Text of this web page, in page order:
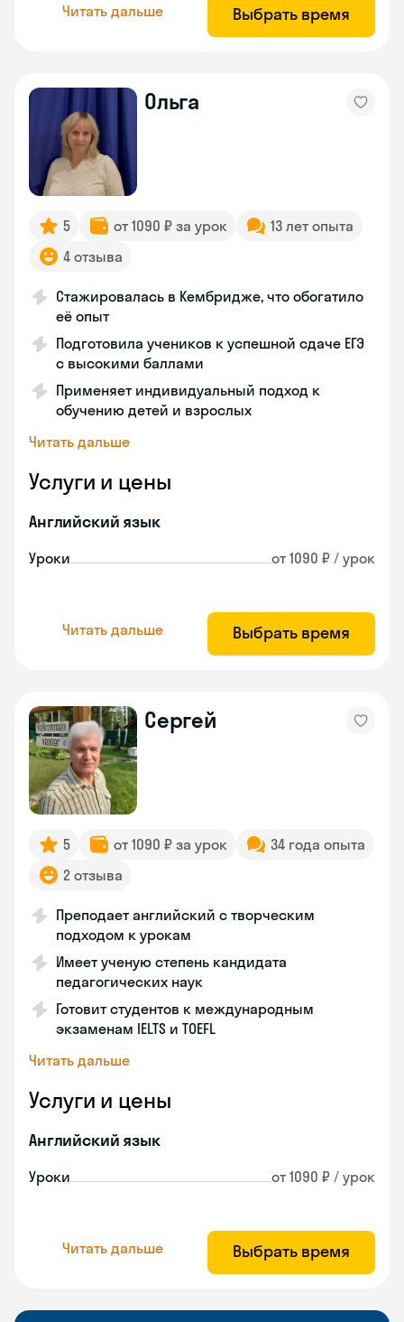
Читать дальше Выбрать время
Ольга
5 от 1090 ₽ за урок
13 лет опыта
4 отзыва
Стажировалась в Кембридже, что обогатило
её опыт
Подготовила учеников к успешной сдаче ЕГЭ
с высокими баллами
Применяет индивидуальный подход к
обучению детей и взрослых
Читать дальше
Услуги и цены
Английский язык
Уроки от 1090 ₽ / урок
Читать дальше Выбрать время
Сергей
5 от 1090 ₽ за урок
34 года опыта
2 отзыва
Преподает английский с творческим
подходом к урокам
Имеет ученую степень кандидата
педагогических наук
Готовит студентов к международным
экзаменам IELTS и TOEFL
Читать дальше
Услуги и цены
Английский язык
Уроки от 1090 ₽ / урок
Читать дальше Выбрать время